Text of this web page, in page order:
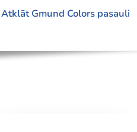
Atklāt Gmund Colors pasauli